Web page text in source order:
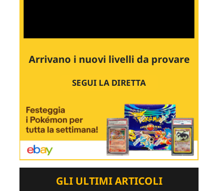
Arrivano i nuovi livelli da provare
SEGUI LA DIRETTA
GLI ULTIMI ARTICOLI